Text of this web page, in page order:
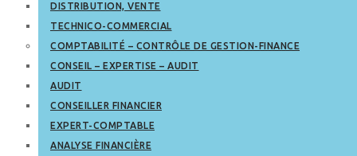
DISTRIBUTION, VENTE
TECHNICO-COMMERCIAL
COMPTABILITÉ – CONTRÔLE DE GESTION-FINANCE
CONSEIL – EXPERTISE – AUDIT
AUDIT
CONSEILLER FINANCIER
EXPERT-COMPTABLE
ANALYSE FINANCIÈRE